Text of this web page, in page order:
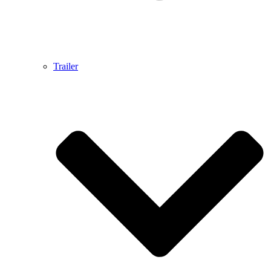
Trailer